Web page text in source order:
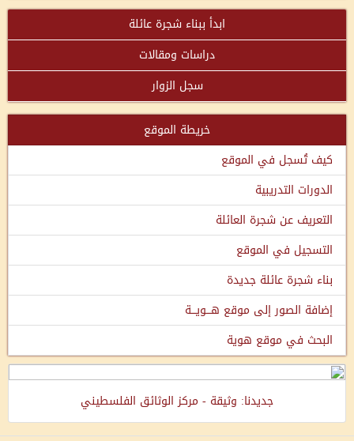
ابدأ ببناء شجرة عائلة
دراسات ومقالات
سجل الزوار
خريطة الموقع
كيف تُسجل في الموقع
الدورات التدريبية
التعريف عن شجرة العائلة
التسجيل في الموقع
بناء شجرة عائلة جديدة
إضافة الصور إلى موقع هـــويـــة
البحث في موقع هوية
جديدنا: وثيقة - مركز الوثائق الفلسطيني